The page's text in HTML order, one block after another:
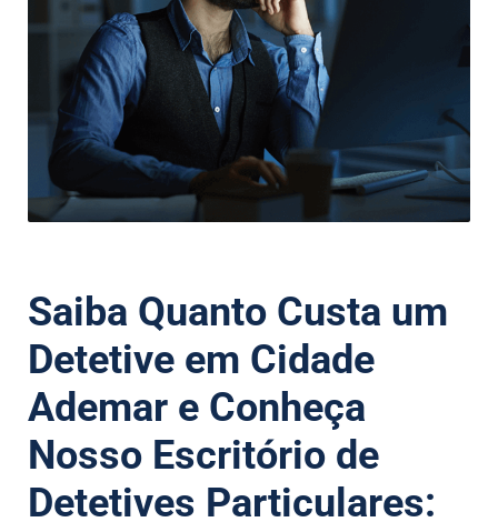
Saiba Quanto Custa um
Detetive em Cidade
Ademar e Conheça
Nosso Escritório de
Detetives Particulares: